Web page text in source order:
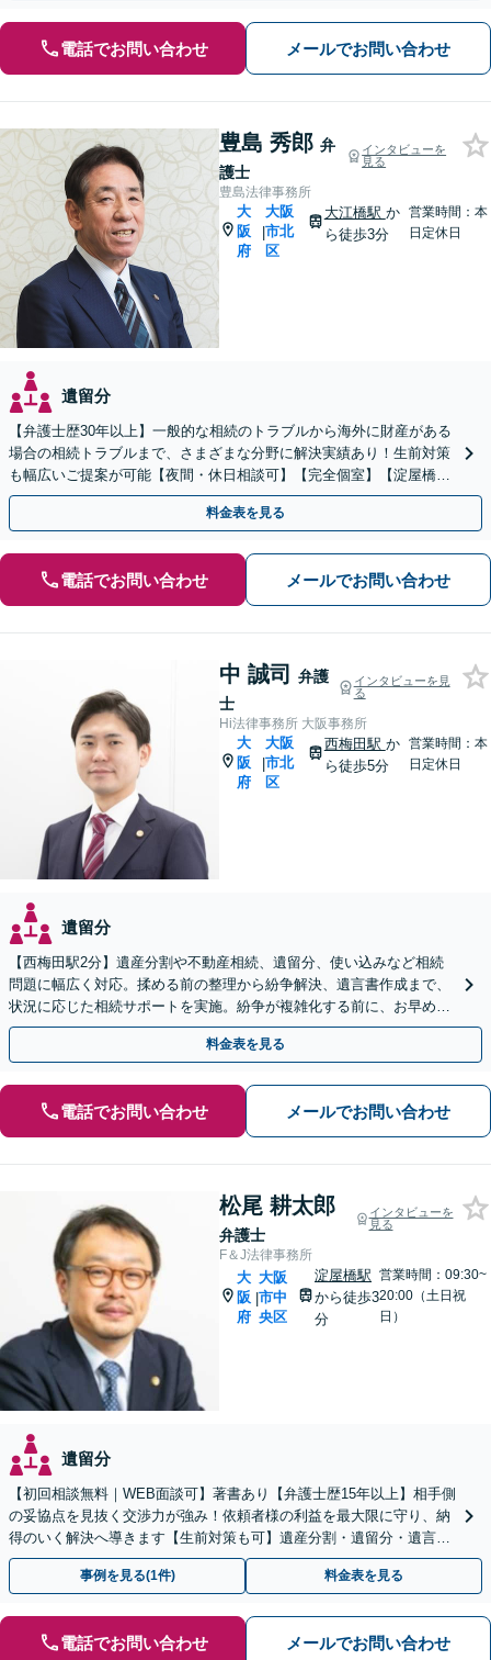
電話でお問い合わせ メールでお問い合わせ
豊島 秀郎 弁
護士
インタビューを
見る
豊島法律事務所
大
阪
府
|
大阪
市北
区
大江橋駅 か
ら徒歩3分
営業時間：本
日定休日
遺留分
【弁護士歴30年以上】一般的な相続のトラブルから海外に財産がある
場合の相続トラブルまで、さまざまな分野に解決実績あり！生前対策
も幅広いご提案が可能【夜間・休日相談可】【完全個室】【淀屋橋駅
6分】
料金表を見る
電話でお問い合わせ メールでお問い合わせ
中 誠司
弁護
士
インタビューを見
る
Hi法律事務所 大阪事務所
大
阪
府
|
大阪
市北
区
西梅田駅 か
ら徒歩5分
営業時間：本
日定休日
遺留分
【西梅田駅2分】遺産分割や不動産相続、遺留分、使い込みなど相続
問題に幅広く対応。揉める前の整理から紛争解決、遺言書作成まで、
状況に応じた相続サポートを実施。紛争が複雑化する前に、お早めに
ご相談ください【オンライン面談可】【夜間・休日相談可】
料金表を見る
電話でお問い合わせ メールでお問い合わせ
松尾 耕太郎
弁護士
インタビューを
見る
F＆J法律事務所
大
阪
府
|
大阪
市中
央区
淀屋橋駅
から徒歩3
分
営業時間：09:30~
20:00（土日祝
日）
遺留分
【初回相談無料｜WEB面談可】著書あり【弁護士歴15年以上】相手側
の妥協点を見抜く交渉力が強み！依頼者様の利益を最大限に守り、納
得のいく解決へ導きます【生前対策も可】遺産分割・遺留分・遺言書
作成などご相談を【他士業連携】【個室】
事例を見る(1件) 料金表を見る
電話でお問い合わせ メールでお問い合わせ